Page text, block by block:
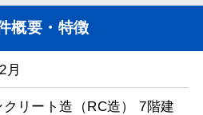
概要・特徴
月
リート造（RC造） 7階建